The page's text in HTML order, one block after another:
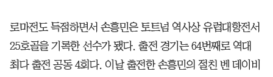
로마전도 득점하면서 손흥민은 토트넘 역사상 유럽대항전서
25호골을 기록한 선수가 됐다. 출전 경기는 64번째로 역대
최다 출전 공동 4회다. 이날 출전한 손흥민의 절친 벤 데이비